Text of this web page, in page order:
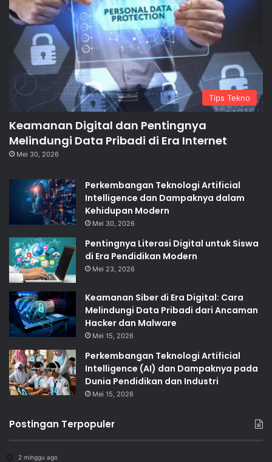
Tips Tekno
Keamanan Digital dan Pentingnya
Melindungi Data Pribadi di Era Internet
Mei 30, 2026
Perkembangan Teknologi Artificial
Intelligence dan Dampaknya dalam
Kehidupan Modern
Mei 30, 2026
Pentingnya Literasi Digital untuk Siswa
di Era Pendidikan Modern
Mei 23, 2026
Keamanan Siber di Era Digital: Cara
Melindungi Data Pribadi dari Ancaman
Hacker dan Malware
Mei 15, 2026
Perkembangan Teknologi Artificial
Intelligence (AI) dan Dampaknya pada
Dunia Pendidikan dan Industri
Mei 15, 2026
Postingan Terpopuler
2 minggu ago